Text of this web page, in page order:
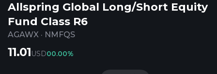
Allspring Global Long/Short Equity
Fund Class R6
AGAWX · NMFQS
11.01USD00.00%